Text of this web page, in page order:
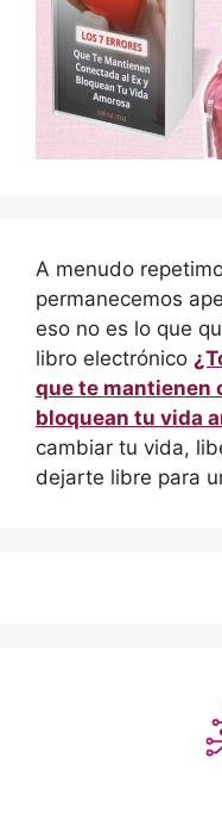
A menudo
permanecemos
eso no es lo que
libro electrónico
que te mantienen
bloquean tu vida
cambiar tu vida,
dejarte libre para